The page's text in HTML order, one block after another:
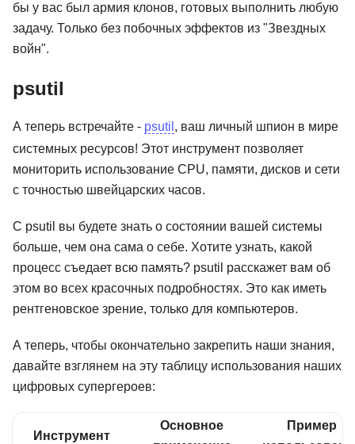
бы у вас был армия клонов, готовых выполнить любую
задачу. Только без побочных эффектов из "Звездных
войн".
psutil
А теперь встречайте - psutil , ваш личный шпион в мире
системных ресурсов! Этот инструмент позволяет
мониторить использование CPU, памяти, дисков и сети
с точностью швейцарских часов.
С psutil вы будете знать о состоянии вашей системы
больше, чем она сама о себе. Хотите узнать, какой
процесс съедает всю память? psutil расскажет вам об
этом во всех красочных подробностях. Это как иметь
рентгеновское зрение, только для компьютеров.
А теперь, чтобы окончательно закрепить наши знания,
давайте взглянем на эту таблицу использования наших
цифровых супергероев:
Инструмент
Основное
Пример